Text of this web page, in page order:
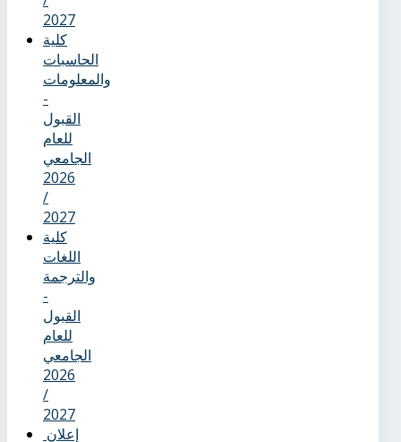
2027
كلية
الحاسبات
والمعلومات
-
القبول
للعام
الجامعي
2026
/
2027
كلية
اللغات
والترجمة
-
القبول
للعام
الجامعي
2026
/
2027